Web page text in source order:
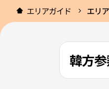
エリアガイド エリ
韓方参